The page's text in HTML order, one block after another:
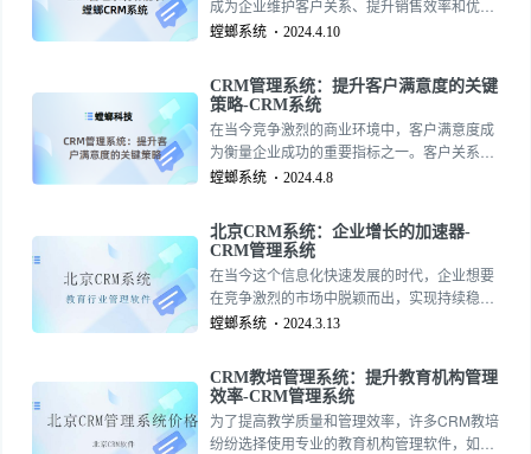
成为企业维护客户关系、提升销售效率和优化
市场营销策略的重要工具。一个高效的CRM系
螂CRM系统不仅能够帮助企业更好地理解客户
需求，还能够提供数据分析，以便制定更加精
准的业务决策。157-2735-5390
螳螂系统 2024.4.10
CRM管理系统：提升客户满意度的关键
策略-CRM系统
在当今竞争激烈的商业环境中，客户满意度成
为衡量企业成功的重要指标之一。客户关系管
理（CRM）系统是企业与客户互动的中枢，它
析提升服务质量，进而提高客户满意度。本文
将探讨如何利用CRM管理系统有效地提升客户
满意度。
螳螂系统 2024.4.8
北京CRM系统：企业增长的加速器-
CRM管理系统
在当今这个信息化快速发展的时代，企业想要
在竞争激烈的市场中脱颖而出，实现持续稳定
的增长，就必须对客户关系管理（CRM）给予
优化管理、提升效益的重要工具。今天，我们
就来深入了解北京CRM系统-CRM客户管理软
件的重要性以及它是如何帮助企业实现客户管
理自动化、提高工作效率和客户满意度的。
螳螂系统 2024.3.13
CRM教培管理系统：提升教育机构管理
效率-CRM管理系统
为了提高教学质量和管理效率，许多CRM教培
纷纷选择使用专业的教育机构管理软件，如